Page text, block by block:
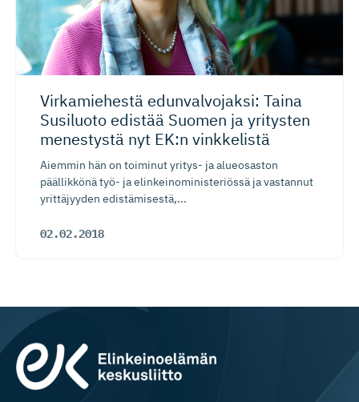
Virkamiehestä edunvalvo­jaksi: Taina
Susiluoto edistää Suomen ja yritysten
menestystä nyt EK:n vinkkelistä
Aiemmin hän on toiminut yritys- ja alueosaston
päällikkönä työ- ja elinkeinoministeriössä ja vastannut
yrittäjyyden edistämisestä,...
02.02.2018